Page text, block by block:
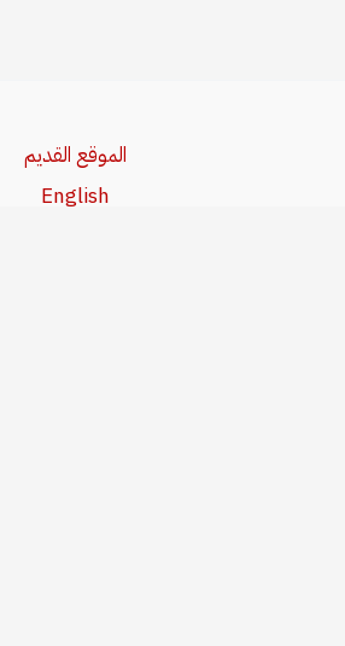
الموقع القديم
English